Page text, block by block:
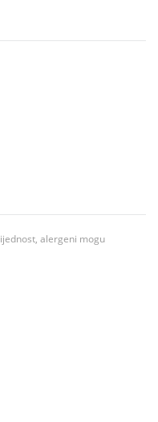
alergeni mogu